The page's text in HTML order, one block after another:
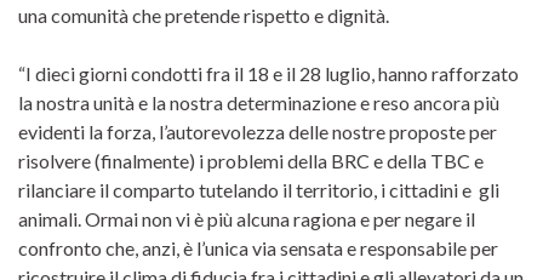
una comunità che pretende rispetto e dignità.
“I dieci giorni condotti fra il 18 e il 28 luglio, hanno rafforzato
la nostra unità e la nostra determinazione e reso ancora più
evidenti la forza, l’autorevolezza delle nostre proposte per
risolvere (finalmente) i problemi della BRC e della TBC e
rilanciare il comparto tutelando il territorio, i cittadini e gli
animali. Ormai non vi è più alcuna ragiona e per negare il
confronto che, anzi, è l’unica via sensata e responsabile per